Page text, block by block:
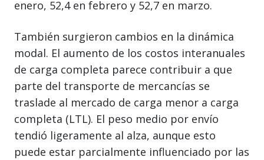
enero, 52,4 en febrero y 52,7 en marzo.
También surgieron cambios en la dinámica
modal. El aumento de los costos interanuales
de carga completa parece contribuir a que
parte del transporte de mercancías se
traslade al mercado de carga menor a carga
completa (LTL). El peso medio por envío
tendió ligeramente al alza, aunque esto
puede estar parcialmente influenciado por las